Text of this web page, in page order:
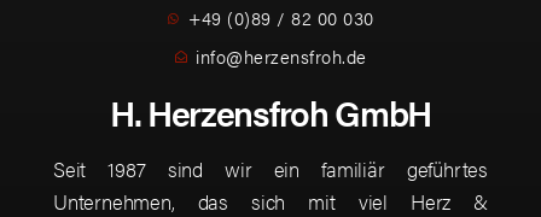
+49 (0)89 / 82 00 030
info@herzensfroh.de
H. Herzensfroh GmbH
Seit 1987 sind wir ein familiär geführtes
Unternehmen, das sich mit viel Herz &